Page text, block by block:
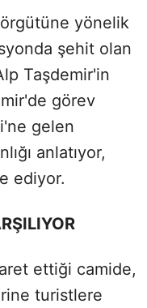
yönelik
şehit olan
Taşdemir'in
görev
gelen
anlatıyor,
ediyor.
ettiği camide,
turistlere